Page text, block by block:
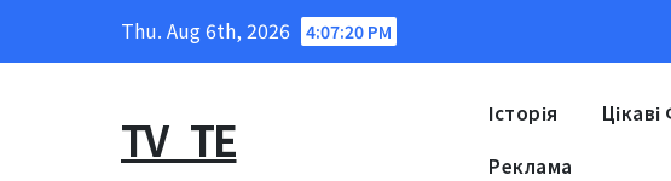
Thu. Aug 6th, 2026 4:07:21 PM
TV_TE Історія
Реклама